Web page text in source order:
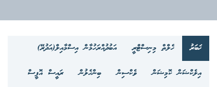
ޚަބަރު ހެލްތް މިނިސްޓްރީ
އަބުދުއްރަހުމާން އިސްމާއިލް(އަދުރޭ)
އިލެކްޝަން ކޮމިޝަން
ވެކްސިން ބިންހެލުން
ރައީސް އޮފީސް